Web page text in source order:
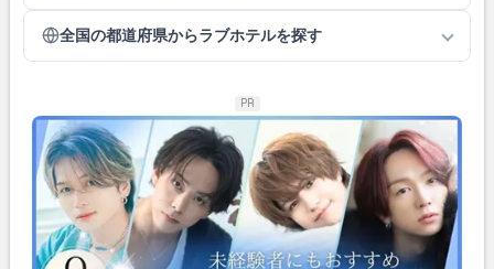
全国の都道府県からラブホテルを探す
PR